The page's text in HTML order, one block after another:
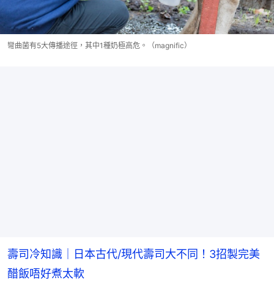
彎曲菌有5大傳播途徑，其中1種奶極高危。（magnific）
壽司冷知識｜日本古代/現代壽司大不同！3招製完美
醋飯唔好煮太軟